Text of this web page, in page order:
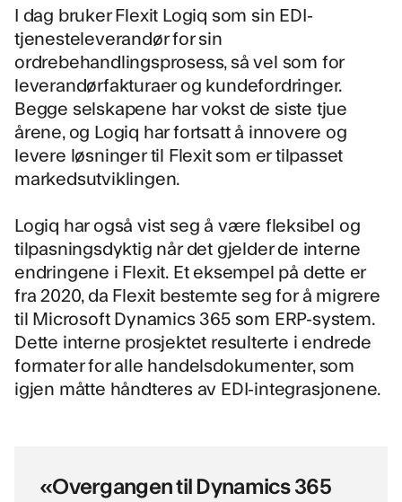
I dag bruker Flexit Logiq som sin EDI-
tjenesteleverandør for sin
ordrebehandlingsprosess, så vel som for
leverandørfakturaerog kundefordringer.
Begge selskapene har vokst de siste tjue
årene, og Logiq har fortsatt å innovere og
levere løsninger til Flexit som er tilpasset
markedsutviklingen.
Logiq har også vist seg å være fleksibel og
tilpasningsdyktig når det gjelder de interne
endringene i Flexit. Et eksempel på dette er
fra 2020, da Flexit bestemte seg for å migrere
til Microsoft Dynamics 365 som ERP-system.
Dette interne prosjektet resulterte i endrede
formater for alle handelsdokumenter, som
igjen måtte håndteres av EDI-integrasjonene.
«Overgangen til Dynamics 365